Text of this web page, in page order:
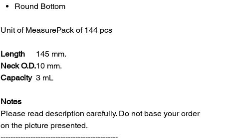
Round Bottom
Unit of MeasurePack of 144 pcs
Length
145 mm.
Neck O.D.10 mm.
Capacity 3 mL
Notes
Please read description carefully. Do not base your order
on the picture presented.